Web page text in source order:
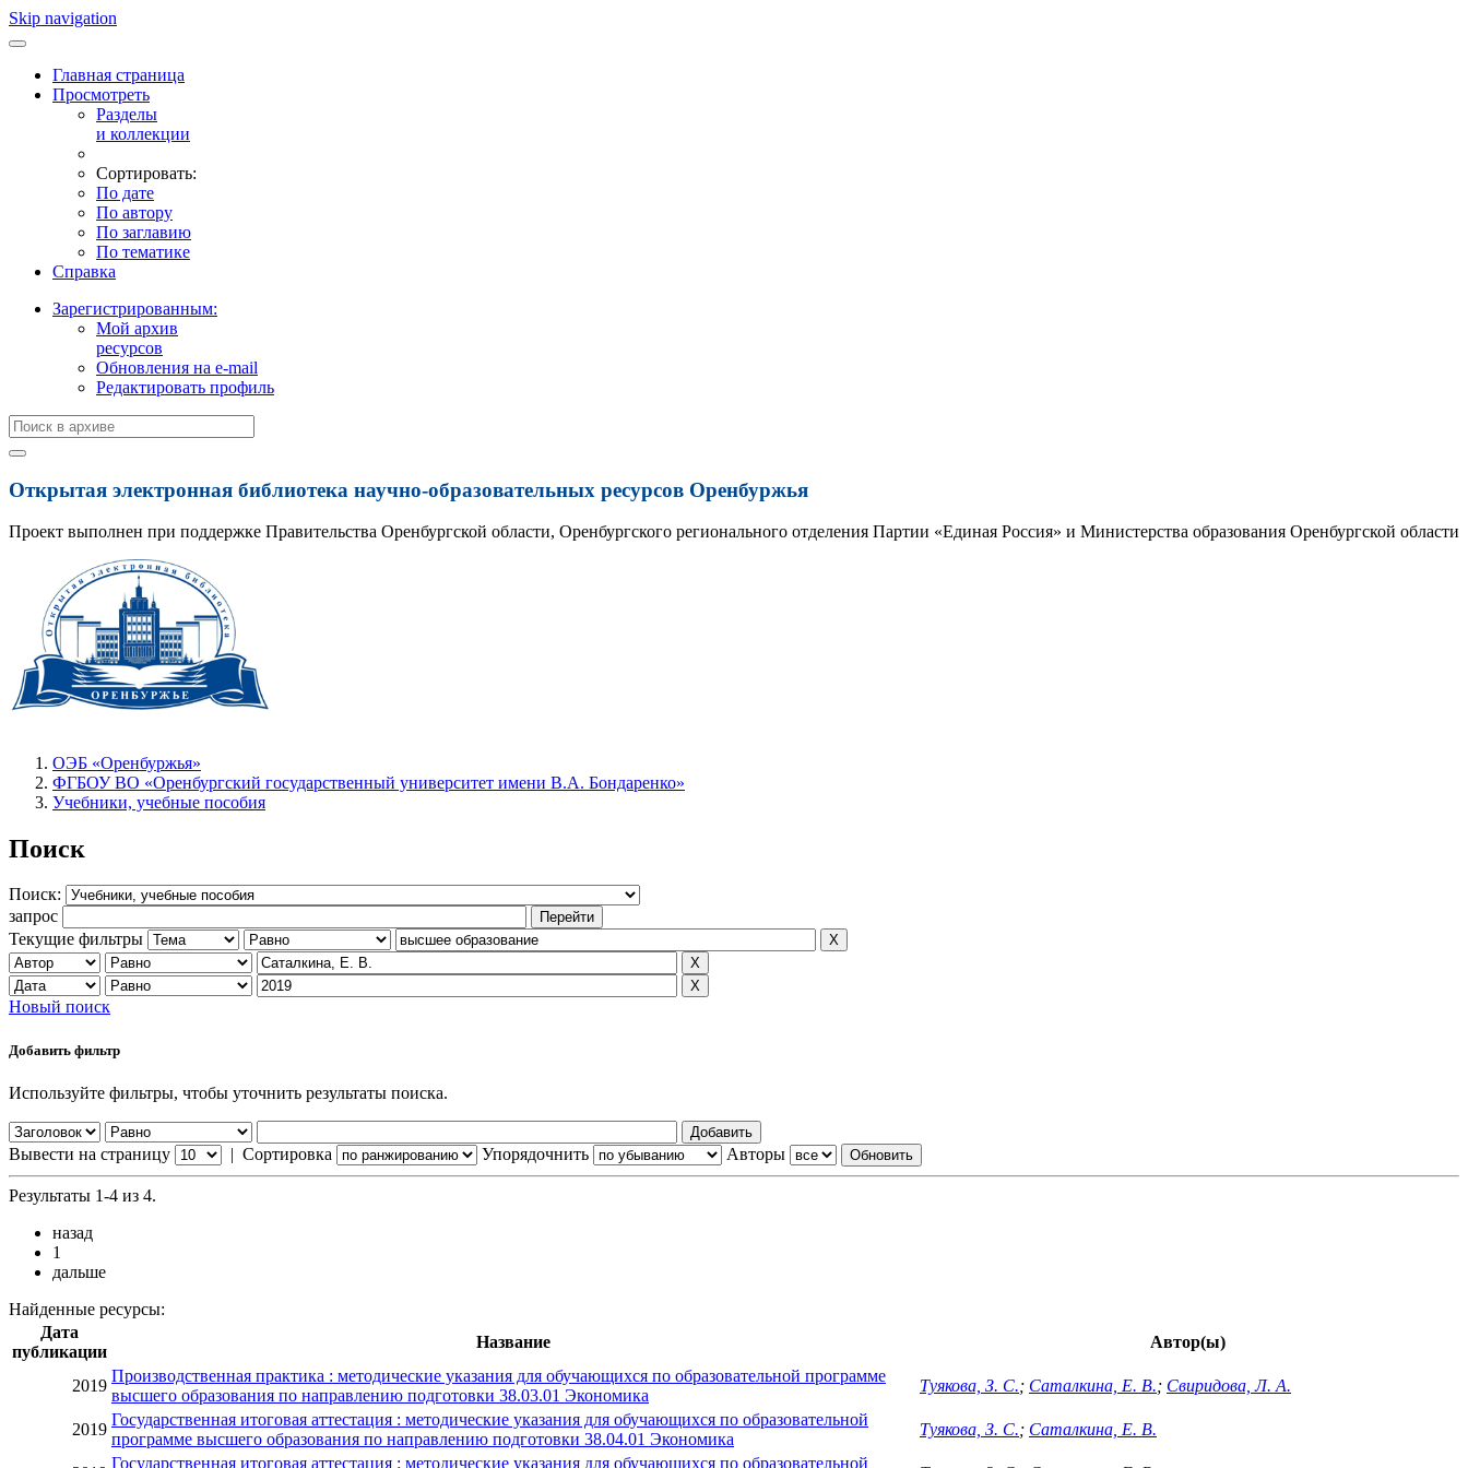
Skip navigation
Главная страница
Просмотреть
Разделы
и коллекции
Сортировать:
По дате
По автору
По заглавию
По тематике
Справка
Зарегистрированным:
Мой архив
ресурсов
Обновления на e-mail
Редактировать профиль
Открытая электронная библиотека научно-образовательных ресурсов Оренбуржья
Проект выполнен при поддержке Правительства Оренбургской области, Оренбургского регионального отделения Партии «Единая Россия» и Министерства образования Оренбургской области
ОЭБ «Оренбуржья»
ФГБОУ ВО «Оренбургский государственный университет имени В.А. Бондаренко»
Учебники, учебные пособия
Поиск
Поиск:
запрос
Текущие фильтры
Новый поиск
Добавить фильтр
Используйте фильтры, чтобы уточнить результаты поиска.
Вывести на страницу | Сортировка Упорядочнить Авторы
Результаты 1-4 из 4.
назад
1
дальше
Найденные ресурсы:
Дата
публикации
Название Автор(ы)
2019
Производственная практика : методические указания для обучающихся по образовательной программе
высшего образования по направлению подготовки 38.03.01 Экономика
Туякова, З. С.; Саталкина, Е. В.; Свиридова, Л. А.
2019
Государственная итоговая аттестация : методические указания для обучающихся по образовательной
программе высшего образования по направлению подготовки 38.04.01 Экономика
Туякова, З. С.; Саталкина, Е. В.
Государственная итоговая аттестация : методические указания для обучающихся по образовательной